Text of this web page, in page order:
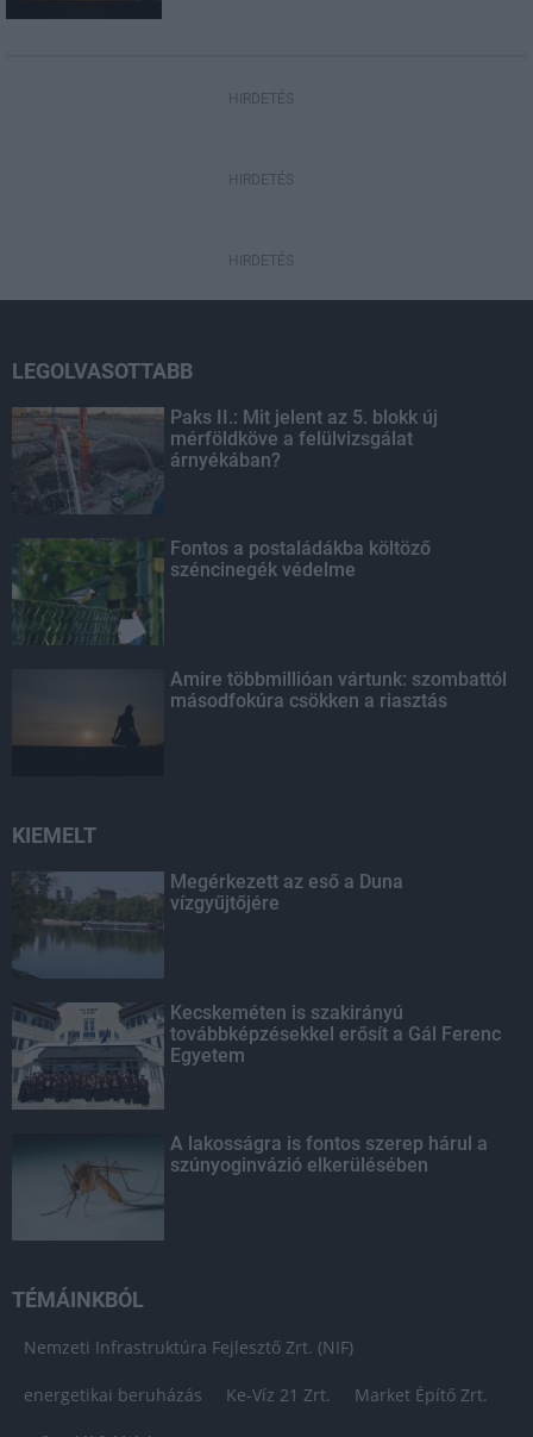
HIRDETÉS
HIRDETÉS
HIRDETÉS
LEGOLVASOTTABB
Paks II.: Mit jelent az 5. blokk új
mérföldköve a felülvizsgálat
árnyékában?
Fontos a postaládákba költöző
széncinegék védelme
Amire többmillióan vártunk: szombattól
másodfokúra csökken a riasztás
KIEMELT
Megérkezett az eső a Duna
vízgyűjtőjére
Kecskeméten is szakirányú
továbbképzésekkel erősít a Gál Ferenc
Egyetem
A lakosságra is fontos szerep hárul a
szúnyoginvázió elkerülésében
TÉMÁINKBÓL
Nemzeti Infrastruktúra Fejlesztő Zrt. (NIF)
energetikai beruházás Ke-Víz 21 Zrt. Market Építő Zrt.